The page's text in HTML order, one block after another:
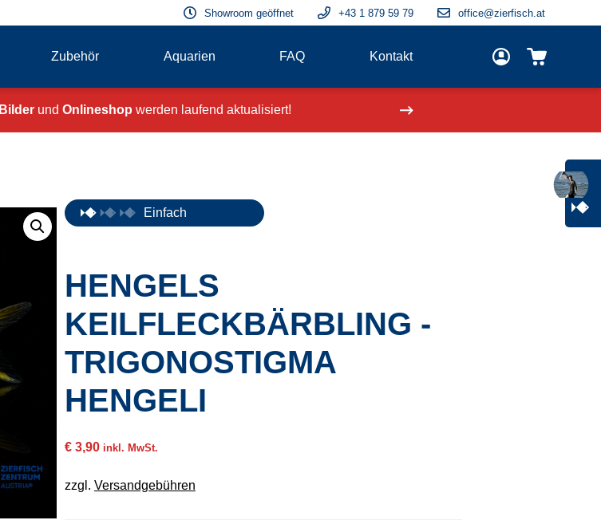
Showroom geöffnet +43 1 879 59 79 office@zierfisch.at
Zubehör Aquarien FAQ Kontakt
Bilderund Onlineshop werden laufend aktualisiert!
Einfach
HENGELS
KEILFLECKBÄRBLING -
TRIGONOSTIGMA
HENGELI
€ 3,90 inkl. MwSt.
zzgl. Versandgebühren